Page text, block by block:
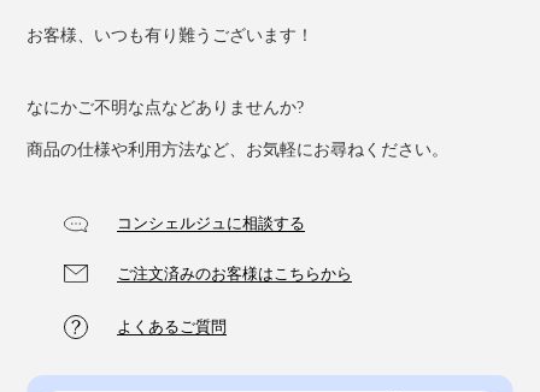
お客様、いつも有り難うございます！
なにかご不明な点などありませんか?
商品の仕様や利用方法など、お気軽にお尋ねください。
コンシェルジュに相談する
ご注文済みのお客様はこちらから
よくあるご質問